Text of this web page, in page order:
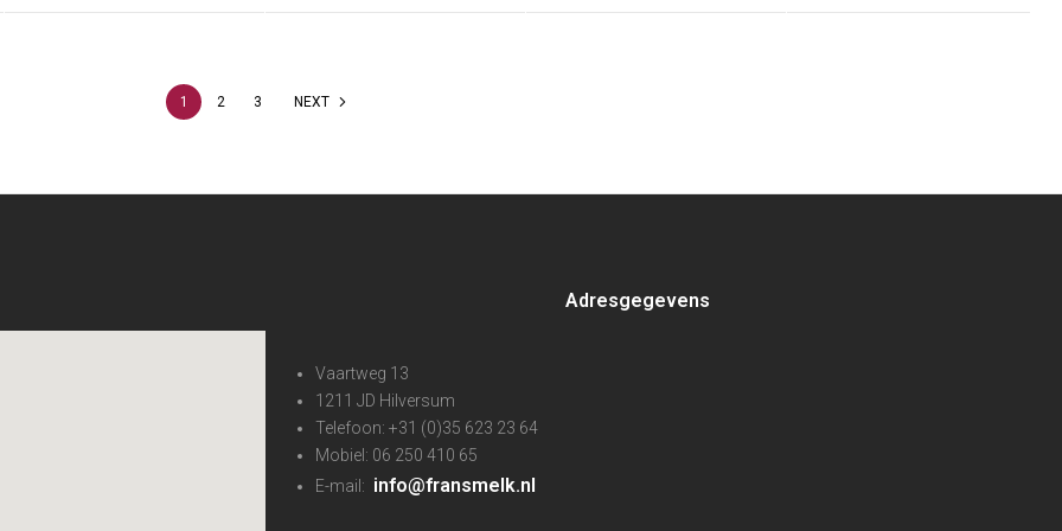
1 2 3 NEXT
Adresgegevens
Vaartweg 13
1211 JD Hilversum
Telefoon: +31 (0)35 623 23 64
Mobiel: 06 250 410 65
E-mail: info@fransmelk.nl